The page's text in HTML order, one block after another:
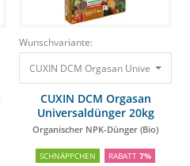
Wunschvariante:
CUXIN DCM Orgasan
CUXIN DCM Orgasan
Universaldünger 20kg
Organischer NPK-Dünger (Bio)
SCHNÄPPCHEN RABATT 7%